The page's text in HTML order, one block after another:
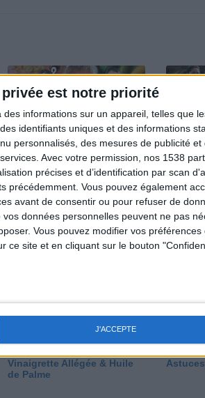
est notre priorité
informations sur un appareil, telles que
identifiants uniques et des informations
personnalisés, des mesures de publicité et
Avec votre permission, nos 1538
précises et d’identification par scan
précédemment. Vous pouvez également
avant de consentir ou pour refuser de
données personnelles peuvent ne pas
Vous pouvez modifier vos préférences
ce site et en cliquant sur le bouton
J'ACCEPTE
Et après la perte de poids ?
Je fais comment ?
Maigrir
devez
Vinaigrette Allégée & Huile
de Palme